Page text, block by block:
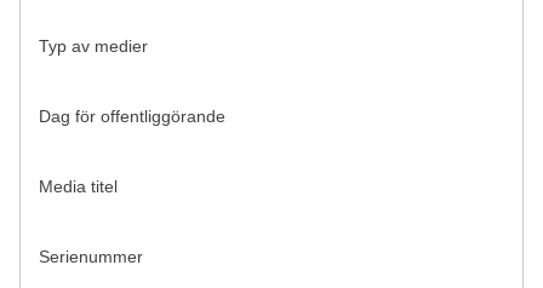
Typ av medier
Dag för offentliggörande
Media titel
Serienummer